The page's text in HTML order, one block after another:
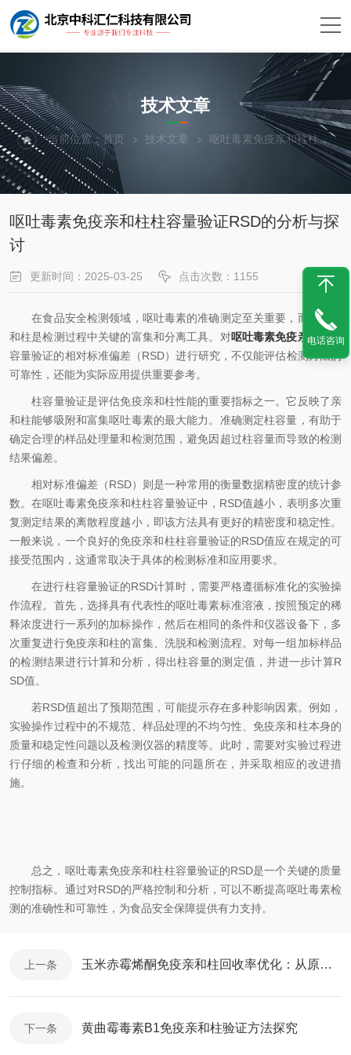
ARTICLES
技术文章
当前位置：首页 技术文章 呕吐毒素免疫亲和柱柱容量验证RSD的分析与探讨
呕吐毒素免疫亲和柱柱容量验证RSD的分析与探
讨
更新时间：2025-03-25 点击次数：1155
在食品安全检测领域，呕吐毒素的准确测定至关重要，而免疫亲
和柱是检测过程中关键的富集和分离工具。对呕吐毒素免疫亲和柱柱
容量验证的相对标准偏差（RSD）进行研究，不仅能评估检测方法的
可靠性，还能为实际应用提供重要参考。
柱容量验证是评估免疫亲和柱性能的重要指标之一。它反映了亲
和柱能够吸附和富集呕吐毒素的最大能力。准确测定柱容量，有助于
确定合理的样品处理量和检测范围，避免因超过柱容量而导致的检测
结果偏差。
相对标准偏差（RSD）则是一种常用的衡量数据精密度的统计参
数。在呕吐毒素免疫亲和柱柱容量验证中，RSD值越小，表明多次重
复测定结果的离散程度越小，即该方法具有更好的精密度和稳定性。
一般来说，一个良好的免疫亲和柱柱容量验证的RSD值应在规定的可
接受范围内，这通常取决于具体的检测标准和应用要求。
在进行柱容量验证的RSD计算时，需要严格遵循标准化的实验操
作流程。首先，选择具有代表性的呕吐毒素标准溶液，按照预定的稀
释浓度进行一系列的加标操作，然后在相同的条件和仪器设备下，多
次重复进行免疫亲和柱的富集、洗脱和检测流程。对每一组加标样品
的检测结果进行计算和分析，得出柱容量的测定值，并进一步计算R
SD值。
若RSD值超出了预期范围，可能提示存在多种影响因素。例如，
实验操作过程中的不规范、样品处理的不均匀性、免疫亲和柱本身的
质量和稳定性问题以及检测仪器的精度等。此时，需要对实验过程进
行仔细的检查和分析，找出可能的问题所在，并采取相应的改进措
施。
总之，呕吐毒素免疫亲和柱柱容量验证的RSD是一个关键的质量
控制指标。通过对RSD的严格控制和分析，可以不断提高呕吐毒素检
测的准确性和可靠性，为食品安全保障提供有力支持。
上一条 玉米赤霉烯酮免疫亲和柱回收率优化：从原理到操作的关键控制点
下一条 黄曲霉毒素B1免疫亲和柱验证方法探究
电话咨询